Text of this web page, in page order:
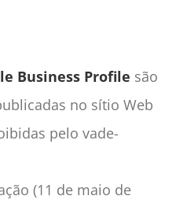
Business Profile são
no sítio Web
pelo vade-
(11 de maio de